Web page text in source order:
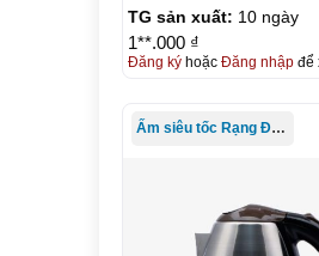
TG sản xuất: 10 ngày
1**.000 ₫
Đăng kýhoặc Đăng nhậpđể
Ấm siêu tốc Rạng Đông